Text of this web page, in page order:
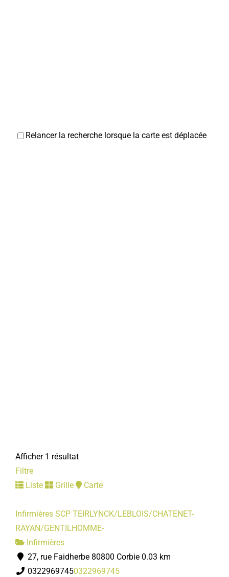
Relancer la recherche lorsque la carte est déplacée
Afficher 1 résultat
Filtre
Liste
Grille Carte
Infirmières SCP TEIRLYNCK/LEBLOIS/CHATENET-
RAYAN/GENTILHOMME-
Infirmières
27, rue Faidherbe 80800 Corbie 0.03 km
03229697450322969745